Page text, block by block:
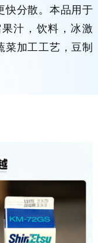
快分散。本品用于
汁，饮料，冰激
加工工艺，豆制